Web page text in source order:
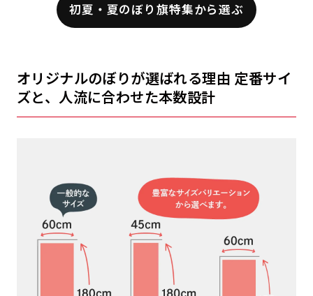
初夏・夏のぼり旗特集から選ぶ
オリジナルのぼりが選ばれる理由 定番サイ
ズと、人流に合わせた本数設計